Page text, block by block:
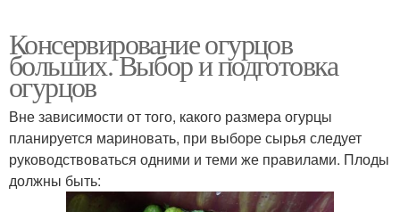
Консервирование огурцов
больших. Выбор и подготовка
огурцов
Вне зависимости от того, какого размера огурцы
планируется мариновать, при выборе сырья следует
руководствоваться одними и теми же правилами. Плоды
должны быть: